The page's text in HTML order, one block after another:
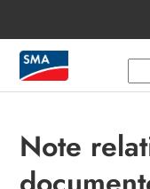
Note
Note